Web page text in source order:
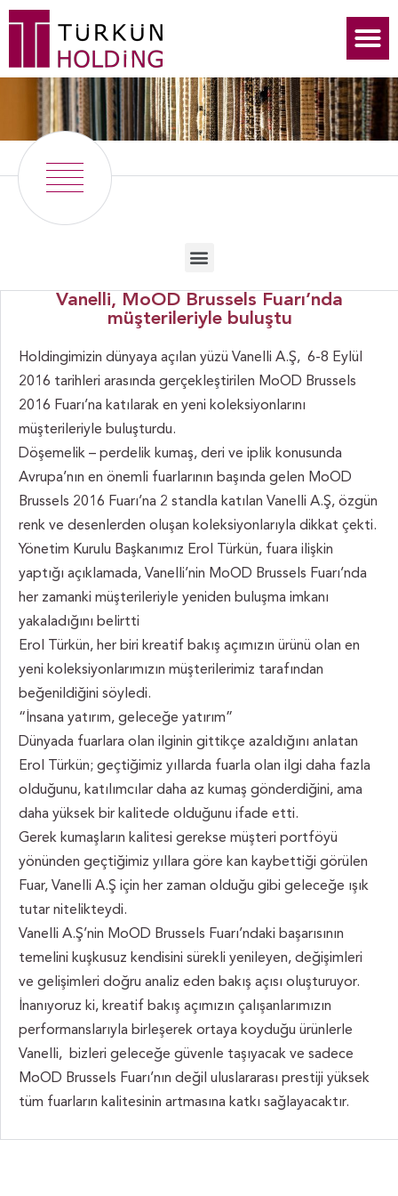
Vanelli, MoOD Brussels Fuarı’nda
müşterileriyle buluştu
Holdingimizin dünyaya açılan yüzü Vanelli A.Ş, 6-8 Eylül
2016 tarihleri arasında gerçekleştirilen MoOD Brussels
2016 Fuarı’na katılarak en yeni koleksiyonlarını
müşterileriyle buluşturdu.
Döşemelik – perdelik kumaş, deri ve iplik konusunda
Avrupa’nın en önemli fuarlarının başında gelen MoOD
Brussels 2016 Fuarı’na 2 standla katılan Vanelli A.Ş, özgün
renk ve desenlerden oluşan koleksiyonlarıyla dikkat çekti.
Yönetim Kurulu Başkanımız Erol Türkün, fuara ilişkin
yaptığı açıklamada, Vanelli’nin MoOD Brussels Fuarı’nda
her zamanki müşterileriyle yeniden buluşma imkanı
yakaladığını belirtti
Erol Türkün, her biri kreatif bakış açımızın ürünü olan en
yeni koleksiyonlarımızın müşterilerimiz tarafından
beğenildiğini söyledi.
“İnsana yatırım, geleceğe yatırım”
Dünyada fuarlara olan ilginin gittikçe azaldığını anlatan
Erol Türkün; geçtiğimiz yıllarda fuarla olan ilgi daha fazla
olduğunu, katılımcılar daha az kumaş gönderdiğini, ama
daha yüksek bir kalitede olduğunu ifade etti.
Gerek kumaşların kalitesi gerekse müşteri portföyü
yönünden geçtiğimiz yıllara göre kan kaybettiği görülen
Fuar, Vanelli A.Ş için her zaman olduğu gibi geleceğe ışık
tutar nitelikteydi.
Vanelli A.Ş’nin MoOD Brussels Fuarı’ndaki başarısının
temelini kuşkusuz kendisini sürekli yenileyen, değişimleri
ve gelişimleri doğru analiz eden bakış açısı oluşturuyor.
İnanıyoruz ki, kreatif bakış açımızın çalışanlarımızın
performanslarıyla birleşerek ortaya koyduğu ürünlerle
Vanelli, bizleri geleceğe güvenle taşıyacak ve sadece
MoOD Brussels Fuarı’nın değil uluslararası prestiji yüksek
tüm fuarların kalitesinin artmasına katkı sağlayacaktır.